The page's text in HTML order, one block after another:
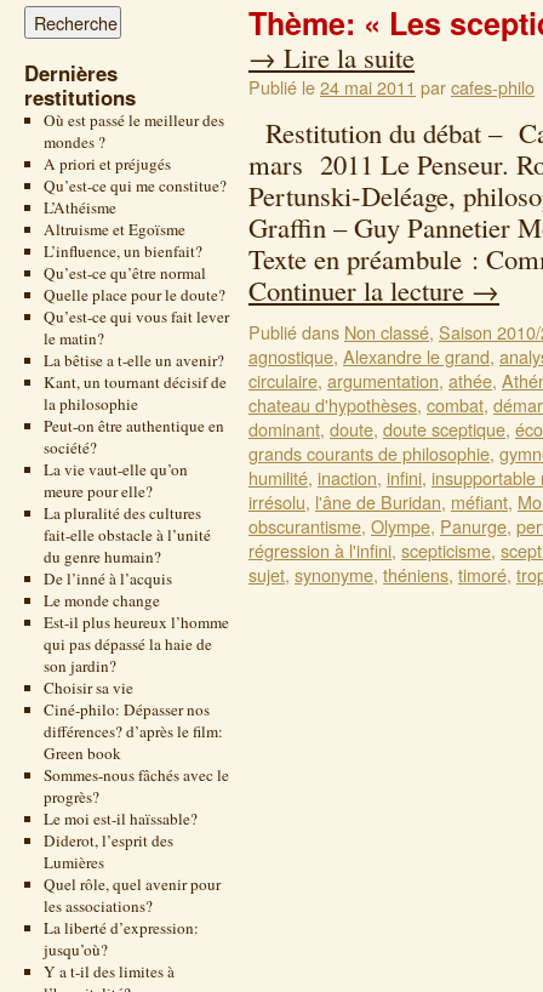
Dernières
restitutions
Où est passé le meilleur des
mondes ?
A priori et préjugés
Qu’est-ce qui me constitue?
L’Athéisme
Altruisme et Egoïsme
L’influence, un bienfait?
Qu’est-ce qu’être normal
Quelle place pour le doute?
Qu’est-ce qui vous fait lever
le matin?
La bêtise a t-elle un avenir?
Kant, un tournant décisif de
la philosophie
Peut-on être authentique en
société?
La vie vaut-elle qu’on
meure pour elle?
La pluralité des cultures
fait-elle obstacle à l’unité
du genre humain?
De l’inné à l’acquis
Le monde change
Est-il plus heureux l’homme
qui pas dépassé la haie de
son jardin?
Choisir sa vie
Ciné-philo: Dépasser nos
différences? d’après le film:
Green book
Sommes-nous fâchés avec le
progrès?
Le moi est-il haïssable?
Diderot, l’esprit des
Lumières
Quel rôle, quel avenir pour
les associations?
La liberté d’expression:
jusqu’où?
Y a t-il des limites à
Thème: « Les
→ Lire la suite
Publié le24 mai 2011 parcafes-philo
Restitution du débat –
mars 2011 Le Penseur.
Pertunski-Deléage,
Graffin – Guy Pannetier
Texte en préambule :
Continuer la lecture →
Publié dans Non classé, Saison
agnostique, Alexandre le grand,
circulaire, argumentation, athée,
chateau d'hypothèses, combat,
dominant, doute, doute sceptique,
grands courants de philosophie,
humilité, inaction, infini,
irrésolu, l'âne de Buridan, méfiant,
obscurantisme, Olympe, Panurge,
régression à l'infini, scepticisme,
sujet, synonyme, théniens, timoré,